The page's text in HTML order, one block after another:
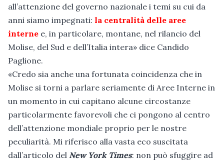
all’attenzione del governo nazionale i temi su cui da
anni siamo impegnati: la centralità delle aree
interne e, in particolare, montane, nel rilancio del
Molise, del Sud e dell’Italia intera» dice Candido
Paglione.
«Credo sia anche una fortunata coincidenza che in
Molise si torni a parlare seriamente di Aree Interne in
un momento in cui capitano alcune circostanze
particolarmente favorevoli che ci pongono al centro
dell’attenzione mondiale proprio per le nostre
peculiarità. Mi riferisco alla vasta eco suscitata
dall’articolo del New York Times: non può sfuggire ad